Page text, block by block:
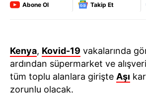
Abone Ol Takip Et
Kenya, Kovid-19 vakalarında
ardından süpermarket ve
tüm toplu alanlara girişte Aşı
zorunlu olacak.